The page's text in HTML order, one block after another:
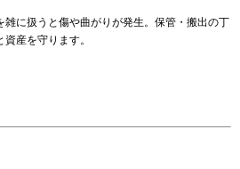
雑に扱うと傷や曲がりが発生。保管・搬出の丁
産を守ります。